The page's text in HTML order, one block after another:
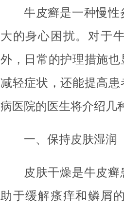
牛皮癣是一种慢
大的身心困扰。对于
外，日常的护理措施
减轻症状，还能提高
病医院的医生将介绍几
一、保持皮肤湿润
皮肤干燥是牛皮
助于缓解瘙痒和鳞屑